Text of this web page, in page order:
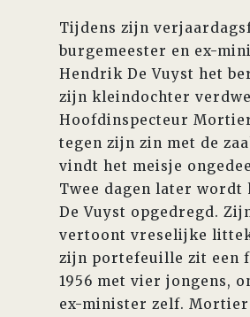
Tijdens zijn
burgemeester en ex-
Hendrik De Vuyst het
zijn kleindochter
Hoofdinspecteur
tegen zijn zin met de
vindt het meisje
Twee dagen later wordt
De Vuyst opgedregd.
vertoont vreselijke
zijn portefeuille zit een
1956 met vier jongens,
ex-minister zelf.